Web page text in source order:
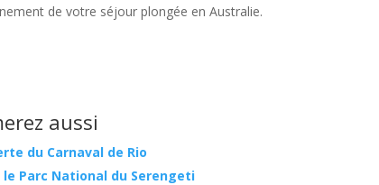
de votre séjour plongée en Australie.
aussi
du Carnaval de Rio
Parc National du Serengeti